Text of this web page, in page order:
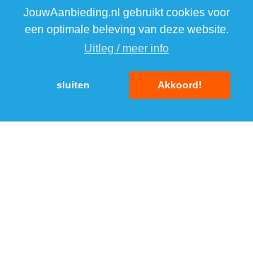
JouwAanbieding.nl gebruikt cookies voor
een optimale beleving van deze website.
Uitleg / meer info
sluiten Akkoord!